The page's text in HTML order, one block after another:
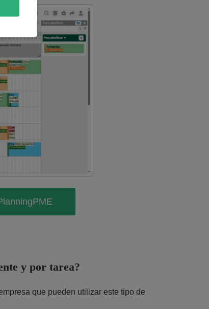
y por tarea?
que pueden utilizar este tipo de